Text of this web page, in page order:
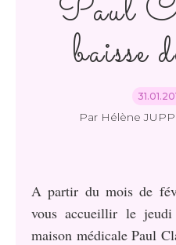
baisse
Par Hélène
A partir du mois de
vous accueillir le
maison médicale Paul